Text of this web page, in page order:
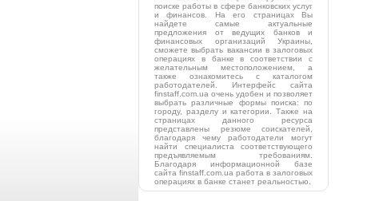
поиске работы в сфере банковских услуг
и финансов. На его страницах Вы
найдете самые актуальные
предложения от ведущих банков и
финансовых организаций Украины,
сможете выбрать вакансии в залоговых
операциях в банке в соответствии с
желательным местоположением, а
также ознакомитесь с каталогом
работодателей. Интерфейс сайта
finstaff.com.ua очень удобен и позволяет
выбрать различные формы поиска: по
городу, разделу и категории. Также на
страницах данного ресурса
представлены резюме соискателей,
благодаря чему работодатели могут
найти специалиста соответствующего
предъявляемым требованиям.
Благодаря информационной базе
сайта finstaff.com.ua работа в залоговых
операциях в банке станет реальностью.